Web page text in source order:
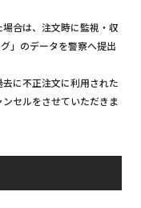
合は、注文時に監視・収
」のデータを警察へ提出
に不正注文に利用された
セルをさせていただきま